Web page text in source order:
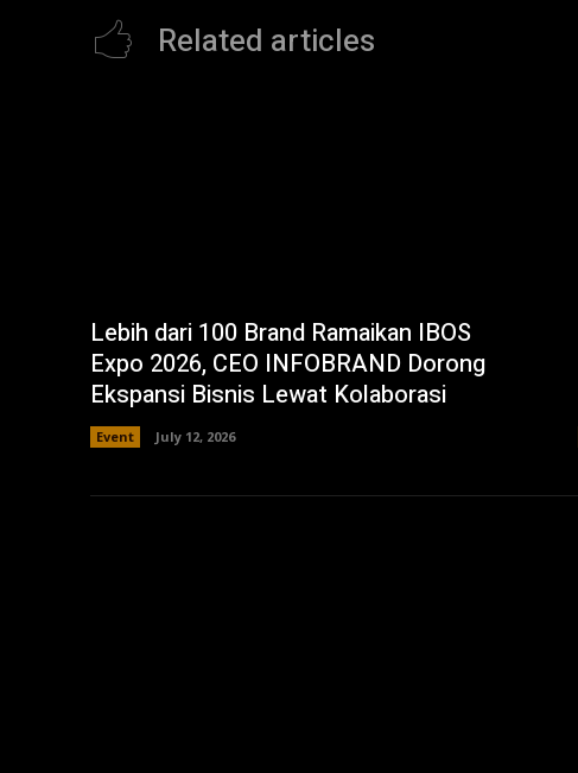
Related articles
Lebih dari 100 Brand Ramaikan IBOS
Expo 2026, CEO INFOBRAND Dorong
Ekspansi Bisnis Lewat Kolaborasi
Event July 12, 2026